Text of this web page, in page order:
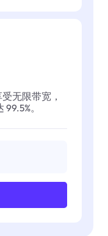
无限带宽，
。